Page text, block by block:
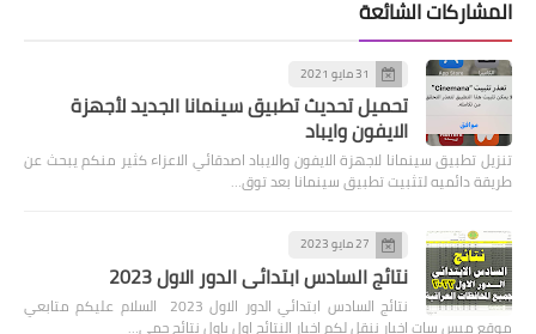
المشاركات الشائعة
31 مايو 2021
تحميل تحديث تطبيق سينمانا الجديد لأجهزة
الايفون وايباد
تنزيل تطبيق سينمانا لاجهزة الايفون والايباد اصدقائي الاعزاء كثير منكم يبحث عن
طريقة دائميه لتثبيت تطبيق سينمانا بعد توق…
27 مايو 2023
نتائج السادس ابتدائي الدور الاول 2023
نتائج السادس ابتدائي الدور الاول 2023 السلام عليكم متابعي
موقع ميس سات اخبار ننقل لكم اخبار النتائج اول باول نتائج جمي…